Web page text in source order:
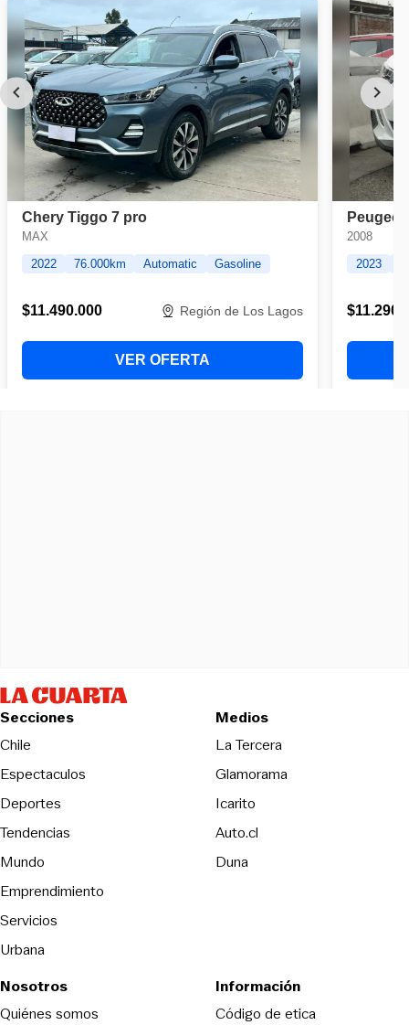
Secciones
Chile
Espectaculos
Deportes
Tendencias
Mundo
Emprendimiento
Servicios
Urbana
Medios
La TerceraOpens in new
Glamorama
Icarito
Auto.cl
DunaOpens in new window
Nosotros
Quiénes somos
Información
Código de eticaOpens in new